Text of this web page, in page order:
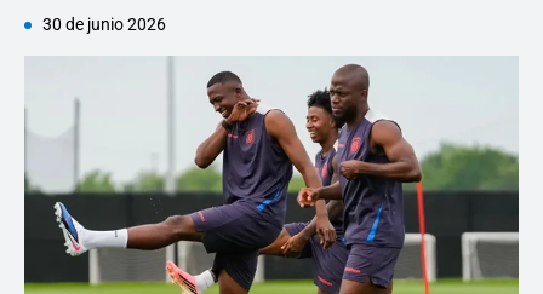
30 de junio 2026